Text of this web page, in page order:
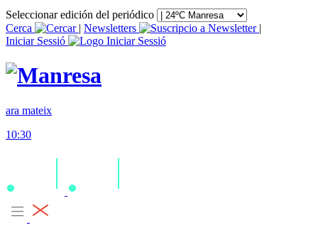
Seleccionar edición del periódico
Cerca
| Newsletters
|
Iniciar Sessió
ara mateix
10:30